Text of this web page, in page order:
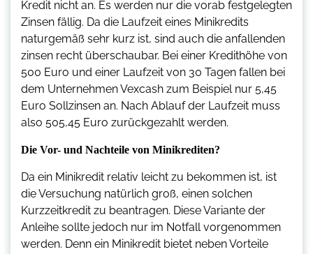
Kredit nicht an. Es werden nur die vorab festgelegten
Zinsen fällig. Da die Laufzeit eines Minikredits
naturgemäß sehr kurz ist, sind auch die anfallenden
zinsen recht überschaubar. Bei einer Kredithöhe von
500 Euro und einer Laufzeit von 30 Tagen fallen bei
dem Unternehmen Vexcash zum Beispiel nur 5,45
Euro Sollzinsen an. Nach Ablauf der Laufzeit muss
also 505,45 Euro zurückgezahlt werden.
Die Vor- und Nachteile von Minikrediten?
Da ein Minikredit relativ leicht zu bekommen ist, ist
die Versuchung natürlich groß, einen solchen
Kurzzeitkredit zu beantragen. Diese Variante der
Anleihe sollte jedoch nur im Notfall vorgenommen
werden. Denn ein Minikredit bietet neben Vorteile